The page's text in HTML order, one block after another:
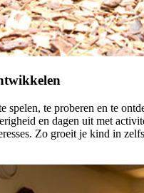
spelen, te proberen en te
en dagen uit met
Zo groeit je kind in